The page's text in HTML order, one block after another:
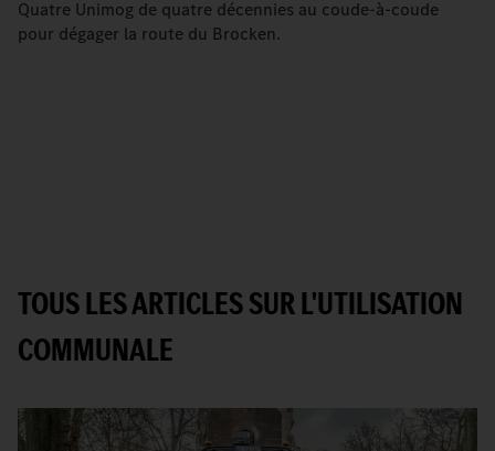
Quatre Unimog de quatre décennies au coude-à-coude
pour dégager la route du Brocken.
TOUS LES ARTICLES SUR L'UTILISATION
COMMUNALE